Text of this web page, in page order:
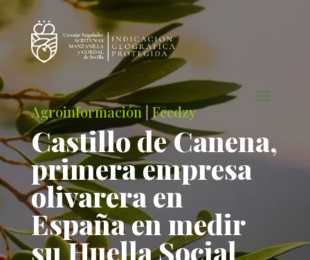
Agroinformación Feedzy
Castillo de Canena,
primera empresa
olivarera en
España en medir
su Huella Social